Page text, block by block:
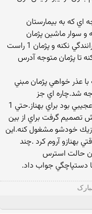
اي كه به بيمارستان
سوار ماشين پژمان
شه.اساسا شايد تمايل داشت بااين وضع رانندگي نكنه و پژمان 1 راست
تا پژمان متوجه آدرس
عذر خواهي پژمان مبني
شد.چاره اي جز
انتظارنبود.اما اين انتظار همراه با استرس عجيبي بود براي بهناز.حتي 1
تصميم گرفت براي از بين
خودشو مشغول كنه.اين
1 آرام بخش موقتي بهنازو آروم كرد .چند
حالت استرس
دستپاچگي جواب داد.